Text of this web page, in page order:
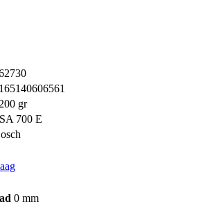
gr
700 E
0 mm